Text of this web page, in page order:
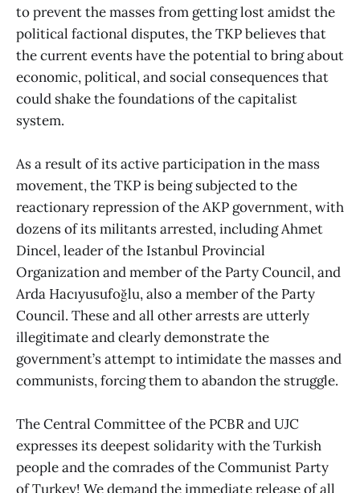
to prevent the masses from getting lost amidst the
political factional disputes, the TKP believes that
the current events have the potential to bring about
economic, political, and social consequences that
could shake the foundations of the capitalist
system.
As a result of its active participation in the mass
movement, the TKP is being subjected to the
reactionary repression of the AKP government, with
dozens of its militants arrested, including Ahmet
Dincel, leader of the Istanbul Provincial
Organization and member of the Party Council, and
Arda Hacıyusufoğlu, also a member of the Party
Council. These and all other arrests are utterly
illegitimate and clearly demonstrate the
government’s attempt to intimidate the masses and
communists, forcing them to abandon the struggle.
The Central Committee of the PCBR and UJC
expresses its deepest solidarity with the Turkish
people and the comrades of the Communist Party
of Turkey! We demand the immediate release of all